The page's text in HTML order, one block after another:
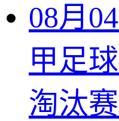
08月
甲足
淘汰